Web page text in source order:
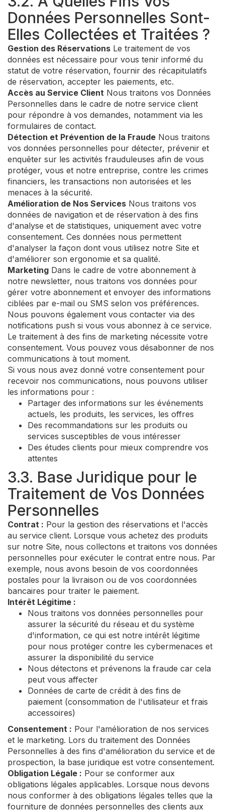
Données Personnelles Sont-
Elles Collectées et Traitées ?
Gestion des Réservations Le traitement de vos
données est nécessaire pour vous tenir informé du
statut de votre réservation, fournir des récapitulatifs
de réservation, accepter les paiements, etc.
Accès au Service Client Nous traitons vos Données
Personnelles dans le cadre de notre service client
pour répondre à vos demandes, notamment via les
formulaires de contact.
Détection et Prévention de la Fraude Nous traitons
vos données personnelles pour détecter, prévenir et
enquêter sur les activités frauduleuses afin de vous
protéger, vous et notre entreprise, contre les crimes
financiers, les transactions non autorisées et les
menaces à la sécurité.
Amélioration de Nos Services Nous traitons vos
données de navigation et de réservation à des fins
d'analyse et de statistiques, uniquement avec votre
consentement. Ces données nous permettent
d'analyser la façon dont vous utilisez notre Site et
d'améliorer son ergonomie et sa qualité.
Marketing Dans le cadre de votre abonnement à
notre newsletter, nous traitons vos données pour
gérer votre abonnement et envoyer des informations
ciblées par e-mail ou SMS selon vos préférences.
Nous pouvons également vous contacter via des
notifications push si vous vous abonnez à ce service.
Le traitement à des fins de marketing nécessite votre
consentement. Vous pouvez vous désabonner de nos
communications à tout moment.
Si vous nous avez donné votre consentement pour
recevoir nos communications, nous pouvons utiliser
les informations pour :
Partager des informations sur les événements
actuels, les produits, les services, les offres
Des recommandations sur les produits ou
services susceptibles de vous intéresser
Des études clients pour mieux comprendre vos
attentes
3.3. Base Juridique pour le
Traitement de Vos Données
Personnelles
Contrat : Pour la gestion des réservations et l'accès
au service client. Lorsque vous achetez des produits
sur notre Site, nous collectons et traitons vos données
personnelles pour exécuter le contrat entre nous. Par
exemple, nous avons besoin de vos coordonnées
postales pour la livraison ou de vos coordonnées
bancaires pour traiter le paiement.
Intérêt Légitime :
Nous traitons vos données personnelles pour
assurer la sécurité du réseau et du système
d'information, ce qui est notre intérêt légitime
pour nous protéger contre les cybermenaces et
assurer la disponibilité du service
Nous détectons et prévenons la fraude car cela
peut vous affecter
Données de carte de crédit à des fins de
paiement (consommation de l'utilisateur et frais
accessoires)
Consentement : Pour l'amélioration de nos services
et le marketing. Lors du traitement des Données
Personnelles à des fins d'amélioration du service et de
prospection, la base juridique est votre consentement.
Obligation Légale : Pour se conformer aux
obligations légales applicables. Lorsque nous devons
nous conformer à des obligations légales telles que la
fourniture de données personnelles des clients aux